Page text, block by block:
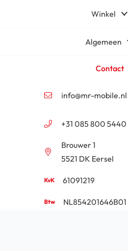
Winkel
Algemeen
Contact
info@mr-mobile.nl
+31 085 800 5440
Brouwer 1
5521 DK Eersel
61091219
NL854201646B01